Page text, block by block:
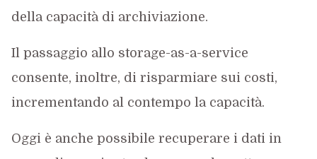
della capacità di archiviazione.
Il passaggio allo storage-as-a-service
consente, inoltre, di risparmiare sui costi,
incrementando al contempo la capacità.
Oggi è anche possibile recuperare i dati in